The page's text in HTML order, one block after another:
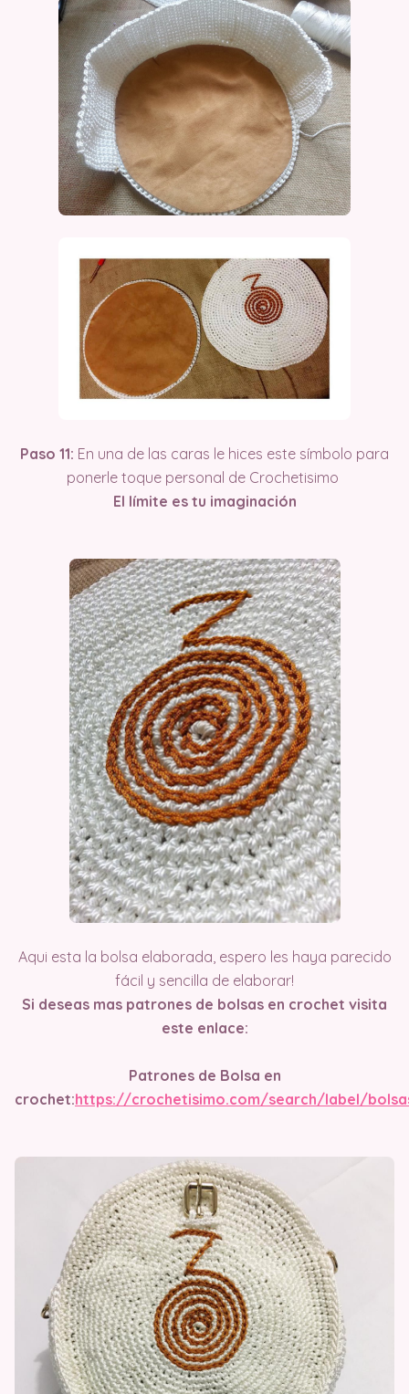
Paso 11: En una de las caras le hices este símbolo para
ponerle toque personal de Crochetisimo
El límite es tu imaginación
Aqui esta la bolsa elaborada, espero les haya parecido
fácil y sencilla de elaborar!
Si deseas mas patrones de bolsas en crochet visita
este enlace:
Patronesde Bolsa en
crochet:https://crochetisimo.com/search/label/